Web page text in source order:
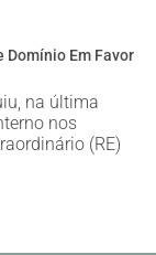
Domínio Em Favor
na última
nos
(RE)